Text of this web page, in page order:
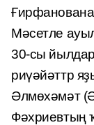
Мәсетле
30-сы
риүәйәттр
Әлмөхәмәт
Фәхриевтың